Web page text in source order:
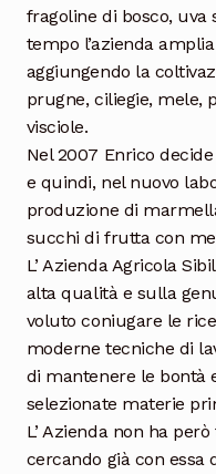
fragoline di bosco, uva
tempo l’azienda
aggiungendo la
prugne, ciliegie, mele,
visciole.
Nel 2007 Enrico
e quindi, nel nuovo
produzione di
succhi di frutta con
L’ Azienda Agricola
alta qualità e sulla
voluto coniugare le
moderne tecniche di
di mantenere le bontà
selezionate materie
L’ Azienda non ha
cercando già con essa